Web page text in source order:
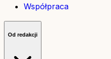
Współpraca
Od redakcji